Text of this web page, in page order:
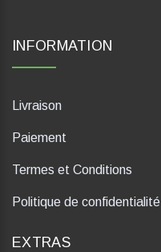
INFORMATION
Livraison
Paiement
Termes et Conditions
Politique de confidentialité
EXTRAS